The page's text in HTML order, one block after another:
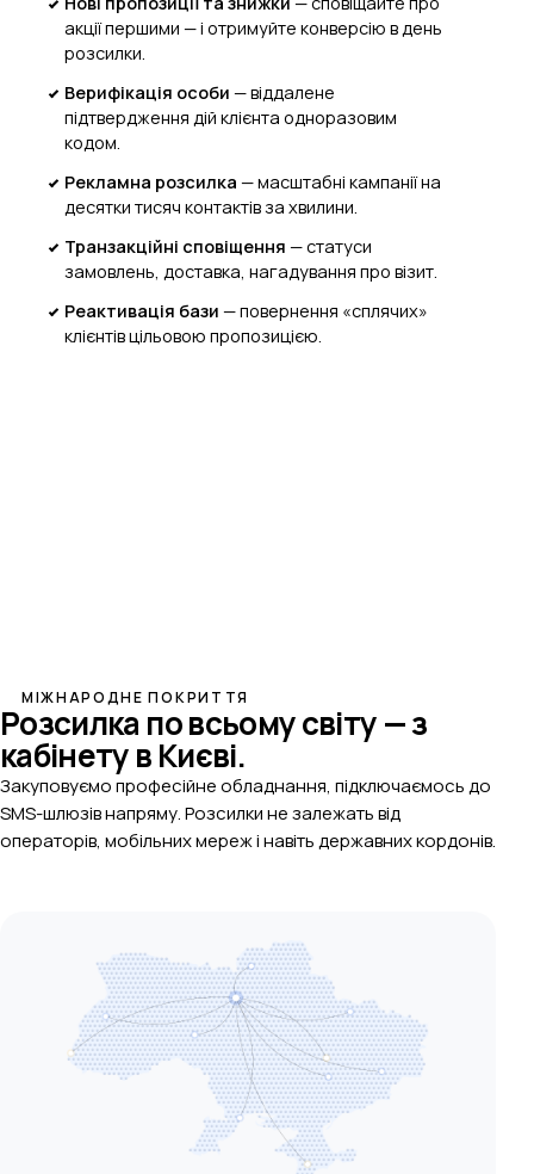
акції першими — і отримуйте конверсію в день
розсилки.
Верифікація особи —віддалене
підтвердження дій клієнта одноразовим
кодом.
Рекламна розсилка —масштабні кампанії на
десятки тисяч контактів за хвилини.
Транзакційні сповіщення —статуси
замовлень, доставка, нагадування про візит.
Реактивація бази —повернення «сплячих»
клієнтів цільовою пропозицією.
МІЖНАРОДНЕ ПОКРИТТЯ
Розсилка по всьому світу —з
кабінету в Києві.
Закуповуємо професійне обладнання, підключаємось до
SMS-шлюзів напряму. Розсилки не залежать від
операторів, мобільних мереж і навіть державних кордонів.